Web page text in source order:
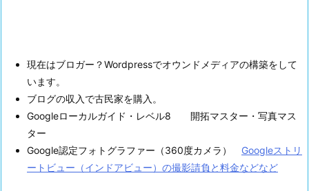
現在はブロガー？Wordpressでオウンドメディアの構築をして
います。
ブログの収入で古民家を購入。
Googleローカルガイド・レベル8 開拓マスター・写真マス
ター
Google認定フォトグラファー（360度カメラ） Googleストリ
ートビュー（インドアビュー）の撮影請負と料金などなど